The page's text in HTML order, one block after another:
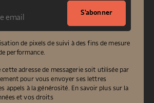
S'abonner
de pixels de suivi à des fins de mesure
performance.
cette adresse de messagerie soit utilisée par
pour vous envoyer ses lettres
appels à la générosité. En savoir plus sur la
et vos droits